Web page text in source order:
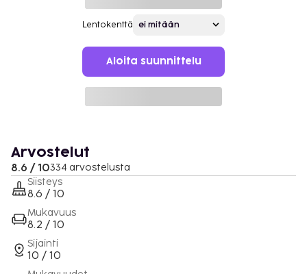
Lentokenttä
Aloita suunnittelu
Arvostelut
8.6 / 10334 arvostelusta
Siisteys
8.6 / 10
Mukavuus
8.2 / 10
Sijainti
10 / 10